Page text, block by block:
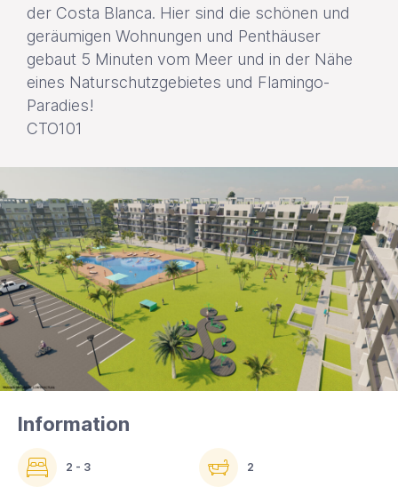
der Costa Blanca. Hier sind die schönen und
geräumigen Wohnungen und Penthäuser
gebaut 5 Minuten vom Meer und in der Nähe
eines Naturschutzgebietes und Flamingo-
Paradies!
CTO101
Information
2 - 3 2